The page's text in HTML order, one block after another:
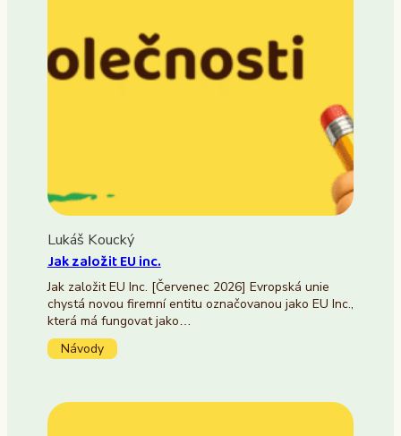
Lukáš Koucký
Jak založit EU inc.
Jak založit EU Inc. [Červenec 2026] Evropská unie
chystá novou firemní entitu označovanou jako EU Inc.,
která má fungovat jako…
Návody